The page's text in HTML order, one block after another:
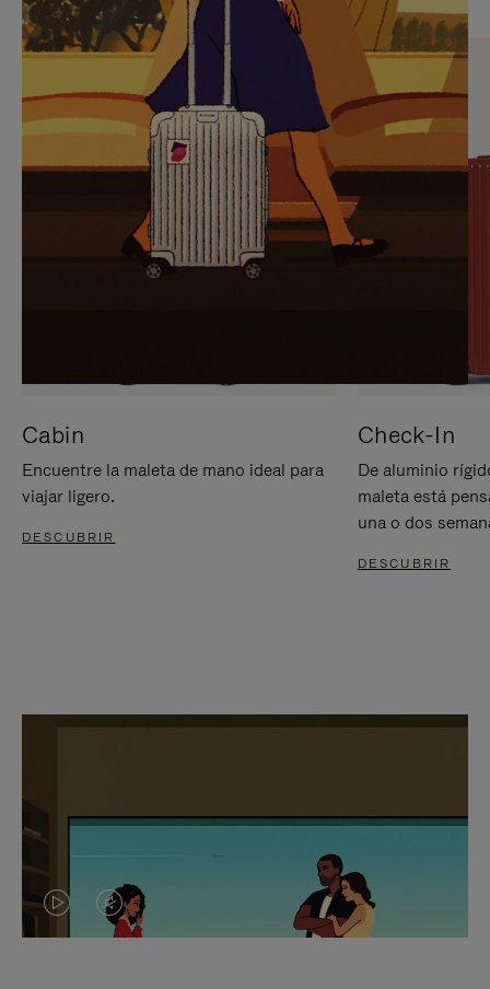
PARA
PAUSARLO.
PULSE
PARA
ACTIVARLO.
Cabin
Encuentre la maleta de mano ideal para
viajar ligero.
DESCUBRIR
Check-In
De aluminio
maleta está
una o dos
DESCUBRIR
EL
EL